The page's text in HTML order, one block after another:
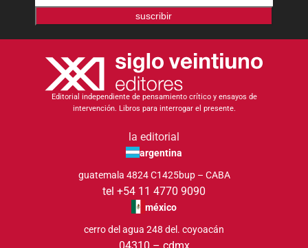
suscribir
Editorial independiente de pensamiento crítico y ensayos de
intervención. Libros para interrogar el presente.
la editorial
argentina
guatemala 4824 C1425bup – CABA
tel +54 11 4770 9090
méxico
cerro del agua 248 del. coyoacán
04310 – cdmx